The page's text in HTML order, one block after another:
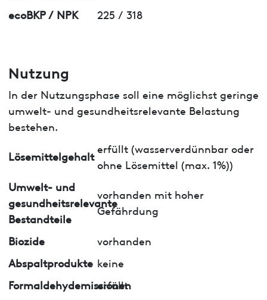
ecoBKP / NPK
225 / 318
Nutzung
In der Nutzungsphase soll eine möglichst geringe
umwelt- und gesundheitsrelevante Belastung
bestehen.
Lösemittelgehalt
erfüllt (wasserverdünnbar oder
ohne Lösemittel (max. 1%))
Umwelt- und
gesundheitsrelevante
Bestandteile
vorhanden mit hoher
Gefährdung
Biozide
vorhanden
Abspaltprodukte keine
Formaldehydemissionen
erfüllt